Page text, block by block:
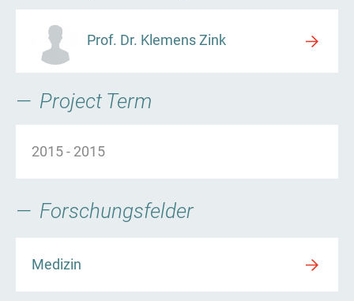
Prof. Dr. Klemens Zink
Project Term
2015 - 2015
Forschungsfelder
Medizin